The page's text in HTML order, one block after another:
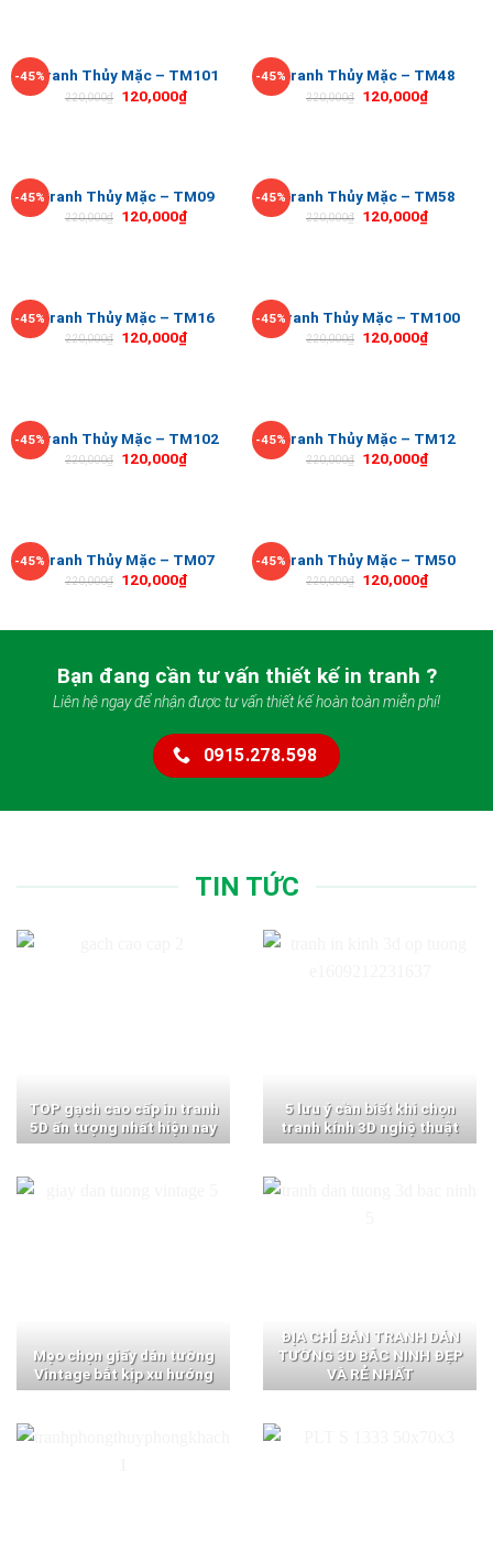
-45%Tranh Thủy Mặc – TM101
220,000₫ 120,000₫
-45%Tranh Thủy Mặc – TM48
220,000₫ 120,000₫
-45%Tranh Thủy Mặc – TM09
220,000₫ 120,000₫
-45%Tranh Thủy Mặc – TM58
220,000₫ 120,000₫
-45%Tranh Thủy Mặc – TM16
220,000₫ 120,000₫
-45%Tranh Thủy Mặc – TM100
220,000₫ 120,000₫
-45%Tranh Thủy Mặc – TM102
220,000₫ 120,000₫
-45%Tranh Thủy Mặc – TM12
220,000₫ 120,000₫
-45%Tranh Thủy Mặc – TM07
220,000₫ 120,000₫
-45%Tranh Thủy Mặc – TM50
220,000₫ 120,000₫
Bạn đang cần tư vấn thiết kế in tranh ?
Liên hệ ngay để nhận được tư vấn thiết kế hoàn toàn miễn phí!
0915.278.598
TIN TỨC
TOP gạch cao cấp in tranh
5D ấn tượng nhất hiện nay
5 lưu ý cần biết khi chọn
tranh kính 3D nghệ thuật
Mẹo chọn giấy dán tường
Vintage bắt kịp xu hướng
ĐỊA CHỈ BÁN TRANH DÁN
TƯỜNG 3D BẮC NINH ĐẸP
VÀ RẺ NHẤT